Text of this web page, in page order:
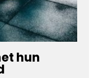
hun